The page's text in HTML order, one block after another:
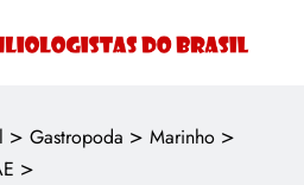
> Gastropoda > Marinho >
>